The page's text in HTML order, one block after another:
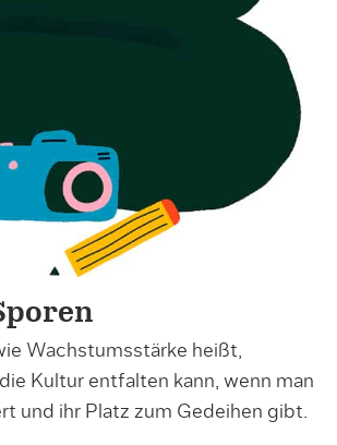
Wachstumsstärke heißt,
Kultur entfalten kann, wenn man
und ihr Platz zum Gedeihen gibt.